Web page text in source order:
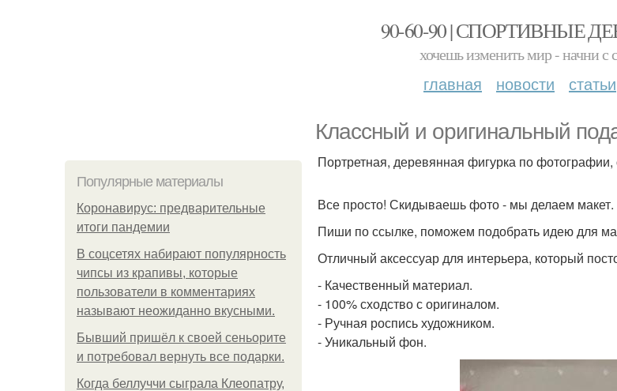
90-60-90 | СПОРТИВНЫЕ
хочешь изменить мир - начни с
главная новости статьи
Классный и оригинальный
Популярные материалы
Коронавирус: предварительные
итоги пандемии
В соцсетях набирают популярность
чипсы из крапивы, которые
пользователи в комментариях
называют неожиданно вкусными.
Бывший пришёл к своей сеньорите
и потребовал вернуть все подарки.
Когда беллуччи сыграла Клеопатру,
Портретная, деревянная фигурка по фотографии,
Все просто! Скидываешь фото - мы делаем
Пиши по ссылке, поможем подобрать идею для
Отличный аксессуар для интерьера, который
- Качественный материал.
- 100% сходство с оригиналом.
- Ручная роспись художником.
- Уникальный фон.